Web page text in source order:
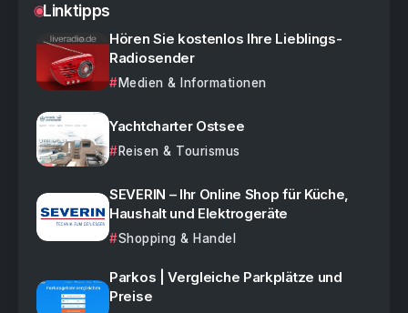
Linktipps
Hören Sie kostenlos Ihre Lieblings-
Radiosender
Medien & Informationen
Yachtcharter Ostsee
Reisen & Tourismus
SEVERIN – Ihr Online Shop für Küche,
Haushalt und Elektrogeräte
Shopping & Handel
Parkos | Vergleiche Parkplätze und
Preise